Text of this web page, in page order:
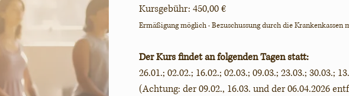
Kursgebühr: 450,00 €
Ermäßigung möglich · Bezuschussung durch die Krankenkassen
Der Kurs findet an folgenden Tagen statt:
26.01.; 02.02.; 16.02.; 02.03.; 09.03.; 23.03.; 30.03.;
(Achtung: der 09.02., 16.03. und der 06.04.2026